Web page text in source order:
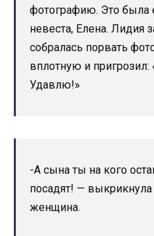
фотографию. Это была
невеста, Елена. Лидия
собралась порвать
вплотную и пригрозил:
Удавлю!»
-А сына ты на кого
посадят! —
женщина.